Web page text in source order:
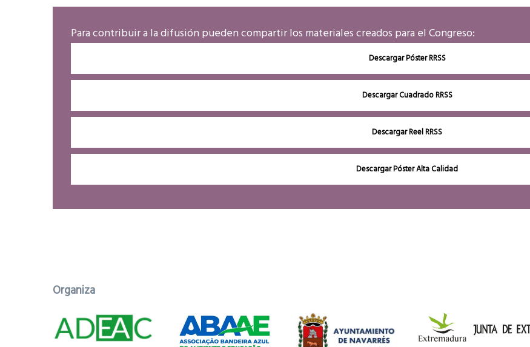
Para contribuir a la difusión pueden compartir los materiales creados para el Congreso:
Descargar Póster RRSS
Descargar Cuadrado RRSS
Descargar Reel RRSS
Descargar Póster Alta Calidad
Organiza